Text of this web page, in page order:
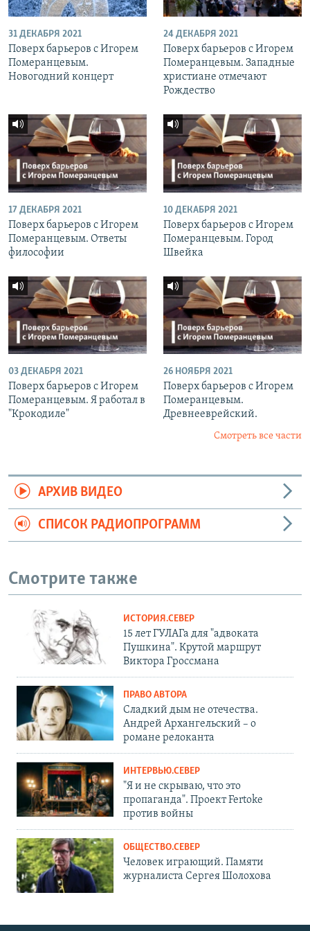
31 ДЕКАБРЯ 2021
Поверх барьеров с Игорем
Померанцевым.
Новогодний концерт
24 ДЕКАБРЯ 2021
Поверх барьеров с Игорем
Померанцевым. Западные
христиане отмечают
Рождество
17 ДЕКАБРЯ 2021
Поверх барьеров с Игорем
Померанцевым. Ответы
философии
10 ДЕКАБРЯ 2021
Поверх барьеров с Игорем
Померанцевым. Город
Швейка
03 ДЕКАБРЯ 2021
Поверх барьеров с Игорем
Померанцевым. Я работал в
"Крокодиле"
26 НОЯБРЯ 2021
Поверх барьеров с Игорем
Померанцевым.
Древнееврейский.
Смотреть все части
АРХИВ ВИДЕО
СПИСОК РАДИОПРОГРАММ
Смотрите также
ИСТОРИЯ.СЕВЕР
15 лет ГУЛАГа для "адвоката
Пушкина". Крутой маршрут
Виктора Гроссмана
ПРАВО АВТОРА
Сладкий дым не отечества.
Андрей Архангельский – о
романе релоканта
ИНТЕРВЬЮ.СЕВЕР
"Я и не скрываю, что это
пропаганда". Проект Fertoke
против войны
ОБЩЕСТВО.СЕВЕР
Человек играющий. Памяти
журналиста Сергея Шолохова